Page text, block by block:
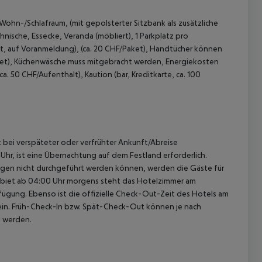
Schlafraum, (mit gepolsterter Sitzbank als zusätzliche
Essecke, Veranda (möbliert), 1 Parkplatz pro
Voranmeldung), (ca. 20 CHF/Paket), Handtücher können
Küchenwäsche muss mitgebracht werden, Energiekosten
50 CHF/Aufenthalt), Kaution (bar, Kreditkarte, ca. 100
bei verspäteter oder verfrühter Ankunft/Abreise
ist eine Übernachtung auf dem Festland erforderlich.
nicht durchgeführt werden können, werden die Gäste für
ab 04:00 Uhr morgens steht das Hotelzimmer am
Ebenso ist die offizielle Check-Out-Zeit des Hotels am
Früh-Check-In bzw. Spät-Check-Out können je nach
werden.